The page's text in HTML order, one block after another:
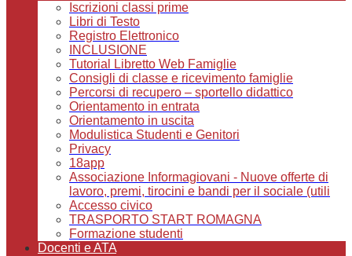
Iscrizioni classi prime
Libri di Testo
Registro Elettronico
INCLUSIONE
Tutorial Libretto Web Famiglie
Consigli di classe e ricevimento famiglie
Percorsi di recupero – sportello didattico
Orientamento in entrata
Orientamento in uscita
Modulistica Studenti e Genitori
Privacy
18app
Associazione Informagiovani - Nuove offerte di
lavoro, premi, tirocini e bandi per il sociale (utili
Accesso civico
TRASPORTO START ROMAGNA
Formazione studenti
Docenti e ATA